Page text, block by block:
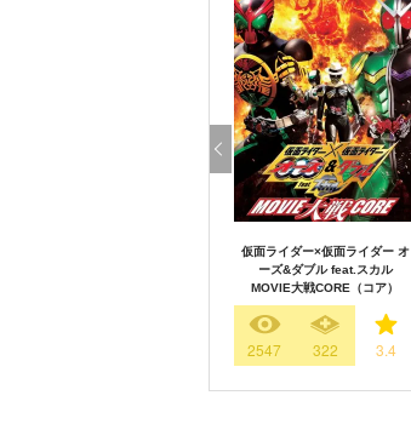
仮面ライダー×仮面ライダー オ
ーズ&ダブル feat.スカル
MOVIE大戦CORE（コア）
2547 322 3.4